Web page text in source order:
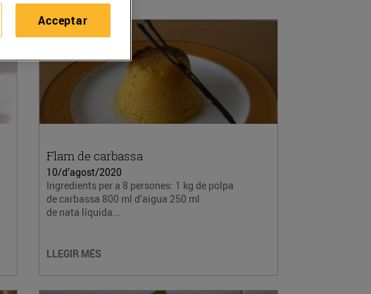
Flam de carbassa
10/d’agost/2020
Ingredients per a 8 persones: 1 kg de polpa
de carbassa 800 ml d’aigua 250 ml
de nata líquida...
LLEGIR MÉS
Acceptar